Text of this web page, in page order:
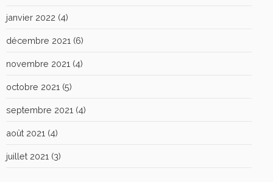
janvier 2022 (4)
décembre 2021 (6)
novembre 2021 (4)
octobre 2021 (5)
septembre 2021 (4)
août 2021 (4)
juillet 2021 (3)